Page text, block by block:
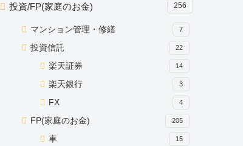
投資/FP(家庭のお金) 256
マンション管理・修繕 7
投資信託 22
楽天証券 14
楽天銀行 3
FX 4
FP(家庭のお金) 205
車 15